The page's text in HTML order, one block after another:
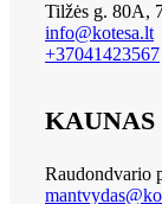
Tilžės g. 80A,
info@kotesa.lt
+37041423567
KAUNAS
Raudondvario